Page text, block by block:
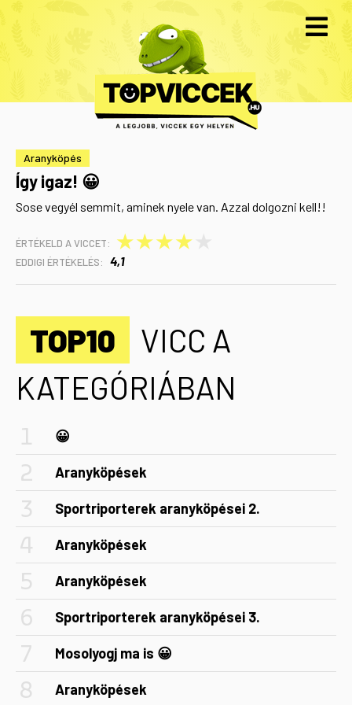
Aranyköpés
Így igaz! 😀
Sose vegyél semmit, aminek nyele van. Azzal dolgozni kell!!
ÉRTÉKELD A VICCET: ★
★
★
★
EDDIGI ÉRTÉKELÉS: 4,1
TOP10
VICC A
KATEGÓRIÁBAN
😀
Aranyköpések
Sportriporterek aranyköpései 2.
Aranyköpések
Aranyköpések
Sportriporterek aranyköpései 3.
Mosolyogj ma is 😀
Aranyköpések